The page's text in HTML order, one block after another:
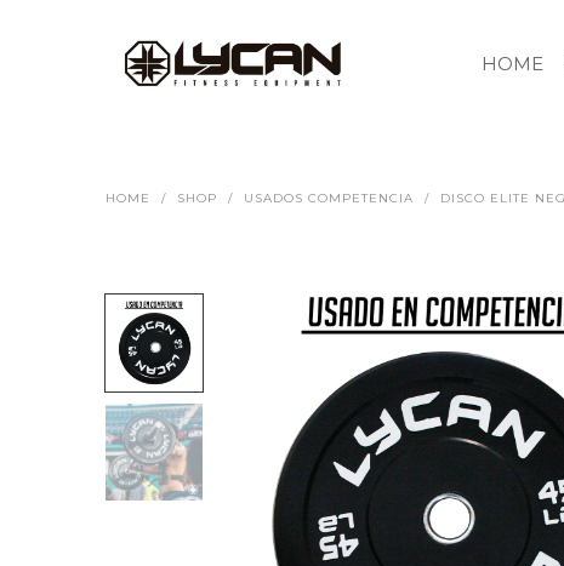
HOME
HOME / SHOP / USADOS COMPETENCIA / DISCO ELITE